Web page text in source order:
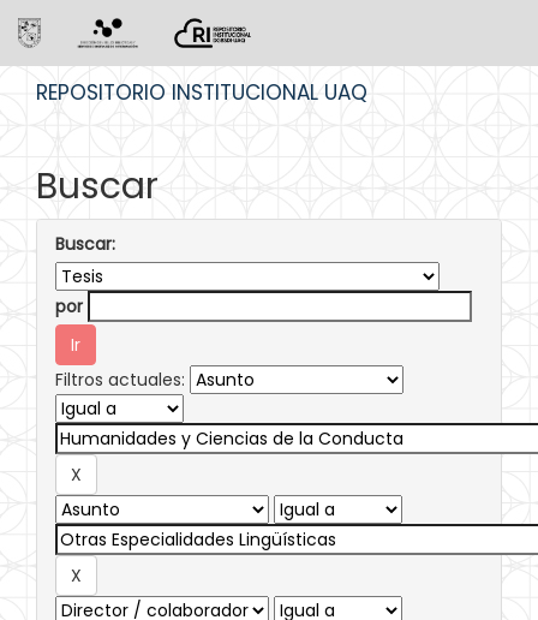
REPOSITORIO INSTITUCIONAL UAQ
Buscar
Buscar:
por
Filtros actuales: